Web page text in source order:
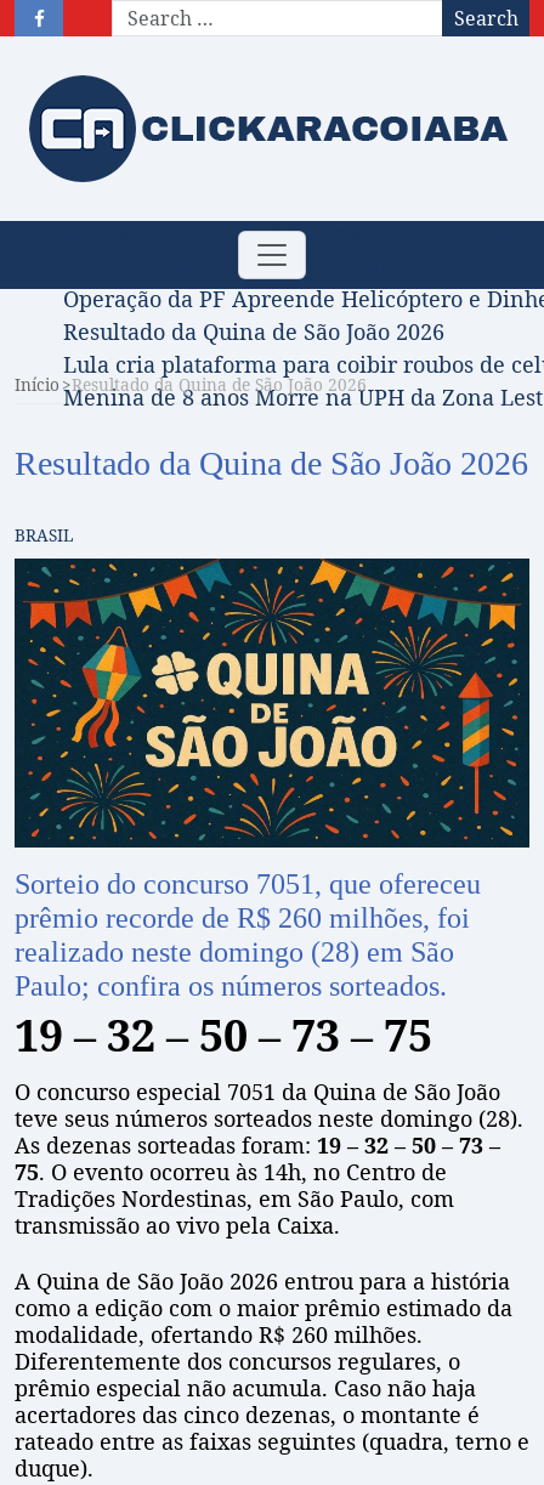
Search
Toggle
navigation
Obituário – Nota de falecimento: 31/07/2026
Comissão Aprova Projeto de Jilmar Tatto
Operação da PF Apreende Helicóptero e
Resultado da Quina de São João 2026
Lula cria plataforma para coibir roubos de
Menina de 8 anos Morre na UPH da Zona
Início Resultado da Quina de São João 2026
Resultado da Quina de São João 2026
BRASIL
Sorteio do concurso 7051, que ofereceu
prêmio recorde de R$ 260 milhões, foi
realizado neste domingo (28) em São
Paulo; confira os números sorteados.
19 – 32 – 50 – 73 – 75
O concurso especial 7051 da Quina de São João
teve seus números sorteados neste domingo (28).
As dezenas sorteadas foram: 19 – 32 – 50 – 73 –
75. O evento ocorreu às 14h, no Centro de
Tradições Nordestinas, em São Paulo, com
transmissão ao vivo pela Caixa.
A Quina de São João 2026 entrou para a história
como a edição com o maior prêmio estimado da
modalidade, ofertando R$ 260 milhões.
Diferentemente dos concursos regulares, o
prêmio especial não acumula. Caso não haja
acertadores das cinco dezenas, o montante é
rateado entre as faixas seguintes (quadra, terno e
duque).